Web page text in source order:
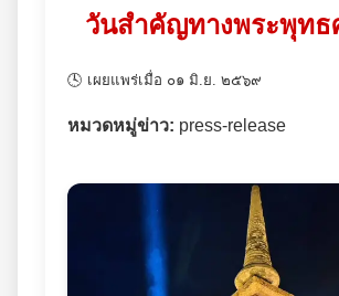
วันสำคัญทางพระพุทธ
🕓 เผยแพร่เมื่อ ๐๑ มิ.ย. ๒๕๖๙
หมวดหมู่ข่าว: press-release